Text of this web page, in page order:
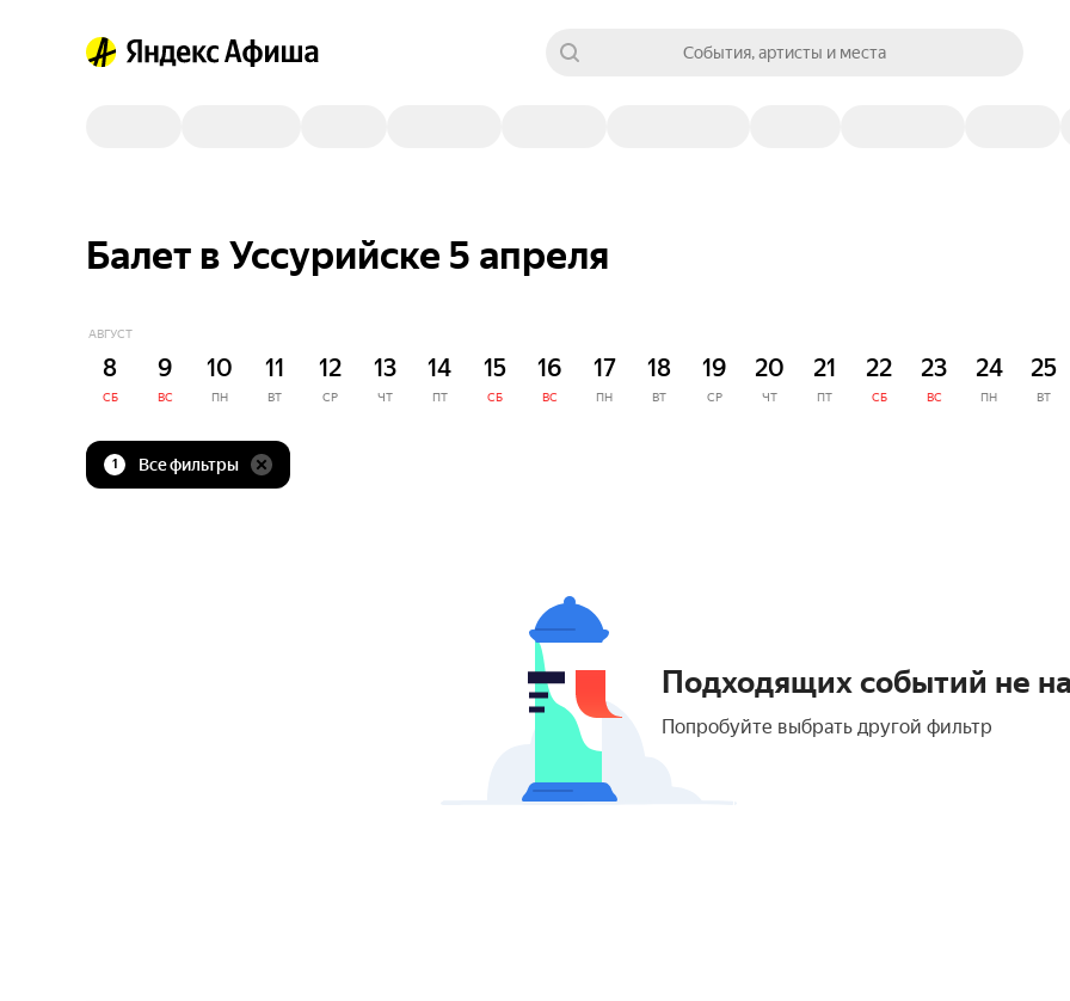
События, артисты и места
Балет в Уссурийске 5 апреля
АВГУСТ
8
СБ
9
ВС
10
ПН
11
ВТ
12
СР
13
ЧТ
14
ПТ
15
СБ
16
ВС
17
ПН
18
ВТ
19
СР
20
ЧТ
21
ПТ
22
СБ
23
ВС
24
ПН
25
ВТ
1 Все фильтры
Подходящих событий не
Попробуйте выбрать другой фильтр